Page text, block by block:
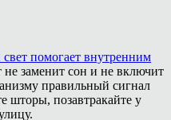
помогает внутренним
не заменит сон и не включит
правильный сигнал
шторы, позавтракайте у